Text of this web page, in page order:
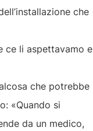
che
ce li aspettavamo e
che potrebbe
«Quando si
da un medico,